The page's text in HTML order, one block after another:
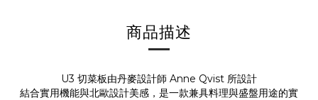
商品描述
U3 切菜板由丹麥設計師 Anne Qvist 所設計
結合實用機能與北歐設計美感，是一款兼具料理與盛盤用途的實